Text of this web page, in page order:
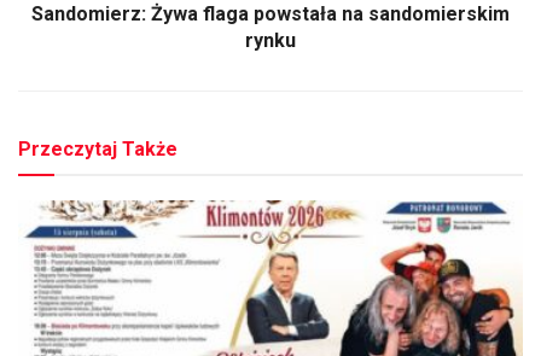
Sandomierz: Żywa flaga powstała na sandomierskim
rynku
Przeczytaj Także